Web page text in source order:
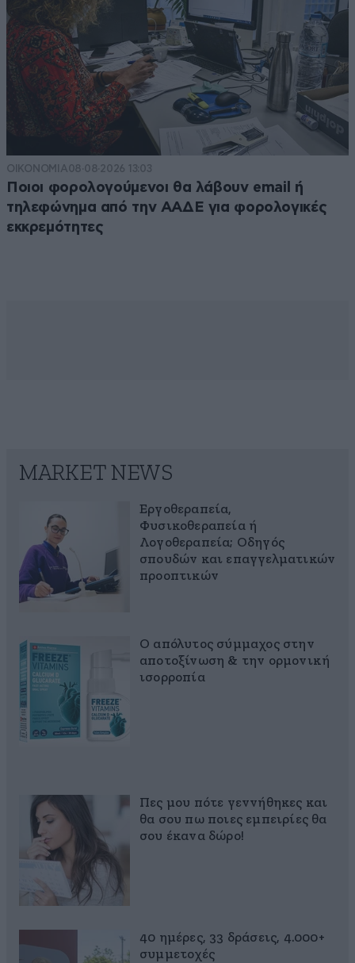
ΟΙΚΟΝΟΜΙΑ08·08·2026 13:03
Ποιοι φορολογούμενοι θα λάβουν email ή
τηλεφώνημα από την ΑΑΔΕ για φορολογικές
εκκρεμότητες
MARKET NEWS
Εργοθεραπεία,
Φυσικοθεραπεία ή
Λογοθεραπεία; Οδηγός
σπουδών και επαγγελματικών
προοπτικών
Ο απόλυτος σύμμαχος στην
αποτοξίνωση & την ορμονική
ισορροπία
Πες μου πότε γεννήθηκες και
θα σου πω ποιες εμπειρίες θα
σου έκανα δώρο!
40 ημέρες, 33 δράσεις, 4.000+
συμμετοχές